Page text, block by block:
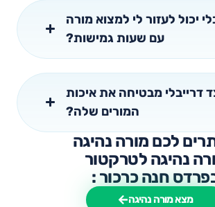
יכול לעזור לי למצוא מורה
עם שעות גמישות?
דרייבלי מבטיחה את איכות
המורים שלה?
לכם מורה נהיגה
נהיגה לטרקטור
חנה כרכור :
מצא מורה נהיגה